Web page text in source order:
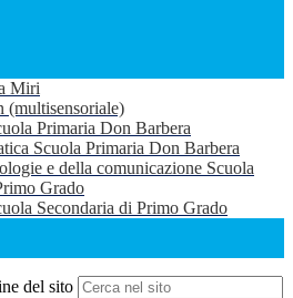
Miri
(multisensoriale)
Primaria Don Barbera
Scuola Primaria Don Barbera
e della comunicazione Scuola
Grado
Secondaria di Primo Grado
del sito